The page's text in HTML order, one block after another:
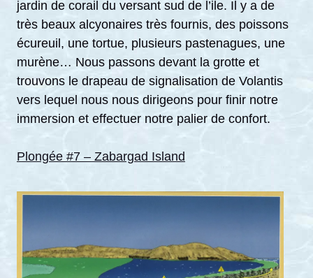
jardin de corail du versant sud de l’ile. Il y a de
très beaux alcyonaires très fournis, des poissons
écureuil, une tortue, plusieurs pastenagues, une
murène… Nous passons devant la grotte et
trouvons le drapeau de signalisation de Volantis
vers lequel nous nous dirigeons pour finir notre
immersion et effectuer notre palier de confort.
Plongée #7 – Zabargad Island